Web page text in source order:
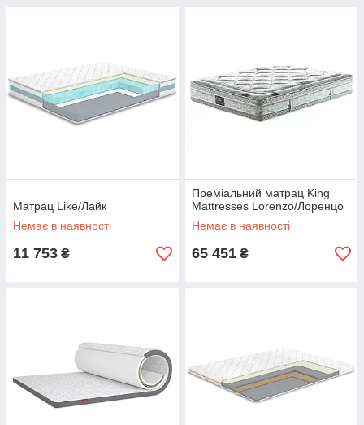
Матрац Like/Лайк
Немає в наявності
11 753 ₴
Преміальний матрац King
Mattresses Lorenzo/Лоренцо
Немає в наявності
65 451 ₴